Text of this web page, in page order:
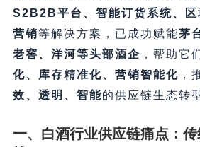
S2B2B平台、智能订货系统、区
营销等解决方案，已成功赋能茅
老窖、洋河等头部酒企 ，帮助它
化、库存精准化、营销智能化 ，
效、透明、智能的供应链生态转
一、白酒行业供应链痛点：